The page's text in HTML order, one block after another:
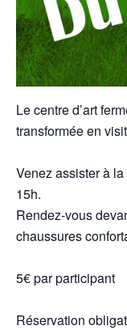
Le centre d’art
transformée en
Venez assister à
15h.
Rendez-vous
chaussures
5€ par participant
Réservation